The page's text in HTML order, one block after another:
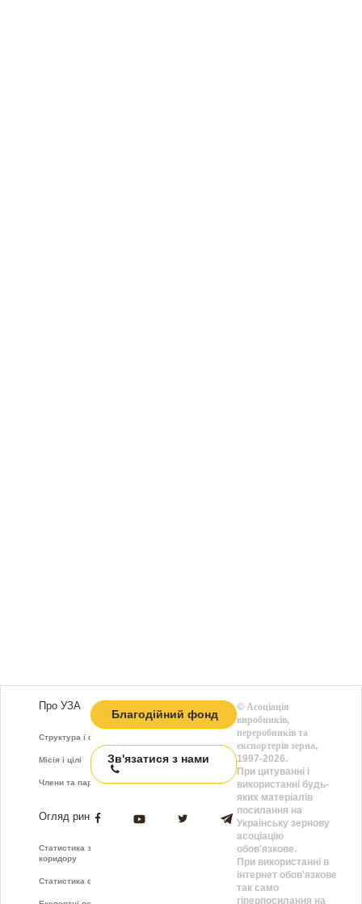
Про УЗА
Структура і функції
Місія і цілі
Члени та партнери
Огляд ринку
Статистика зернового
коридору
Статистика фрахту
Благодійний фонд
Зв'язатися з нами
©Асоціація
виробників,
переробників та
експортерів зерна,
1997-2026.
При цитуванні і
використанні будь-
яких матеріалів
посилання на
Українську зернову
асоціацію
обов'язкове.
При використанні в
інтернет обов'язкове
так само
гіперпосилання на